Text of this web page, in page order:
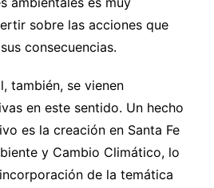
sobre las acciones que
consecuencias.
también, se vienen
en este sentido. Un hecho
es la creación en Santa Fe
y Cambio Climático, lo
de la temática